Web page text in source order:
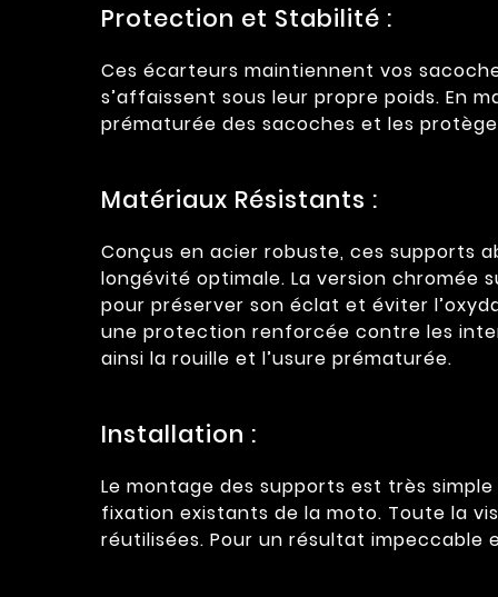
Protection et Stabilité :
Ces écarteurs maintiennent vos
s’affaissent sous leur propre poids. En
prématurée des sacoches et les
Matériaux Résistants :
Conçus en acier robuste, ces supports
longévité optimale. La version chromée
pour préserver son éclat et éviter
une protection renforcée contre les
ainsi la rouille et l’usure prématurée.
Installation :
Le montage des supports est très
fixation existants de la moto. Toute la
réutilisées. Pour un résultat impeccable